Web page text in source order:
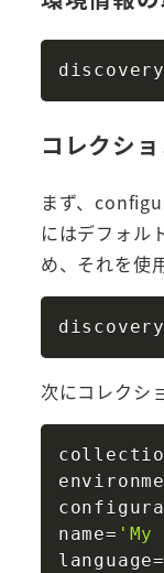
discovery
コレクシ
まず、
にはデフォ
め、それを使
discovery
次にコレクシ
name=
language=